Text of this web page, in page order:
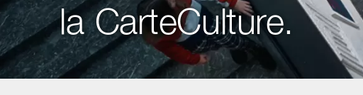
la CarteCulture.